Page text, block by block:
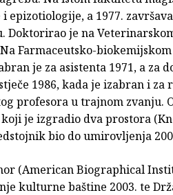
a 1977.
Doktorirao je na
Farmaceutsko-
je za asistenta 1971, a za
1986, kada je izabran i
profesora u trajnom zvanju.
je izgradio dva prostora
bio do umirovljenja
(American Biographical
kulturne baštine 2003. te